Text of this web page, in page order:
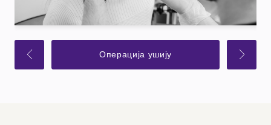
Операција ушију